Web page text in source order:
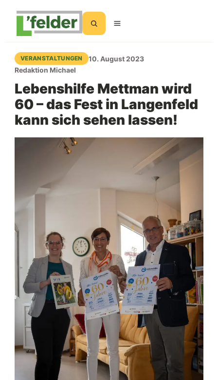
VERANSTALTUNGEN
10. August 2023
Redaktion Michael
Lebenshilfe Mettman wird
60 – das Fest in Langenfeld
kann sich sehen lassen!